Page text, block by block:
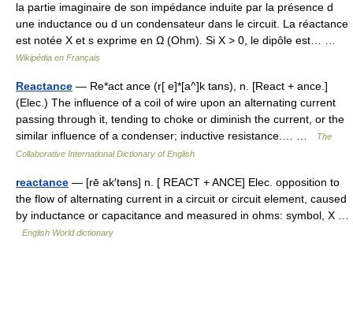
la partie imaginaire de son impédance induite par la présence d
une inductance ou d un condensateur dans le circuit. La réactance
est notée X et s exprime en Ω (Ohm). Si X > 0, le dipôle est… …
Wikipédia en Français
Reactance — Re*act ance (r[ e]*[a^]k tans), n. [React + ance.]
(Elec.) The influence of a coil of wire upon an alternating current
passing through it, tending to choke or diminish the current, or the
similar influence of a condenser; inductive resistance.… …
The
Collaborative International Dictionary of English
reactance — [rē ak′təns] n. [ REACT + ANCE] Elec. opposition to
the flow of alternating current in a circuit or circuit element, caused
by inductance or capacitance and measured in ohms: symbol, X …
English World dictionary